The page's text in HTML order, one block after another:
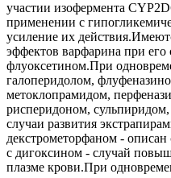
участии изофермента
применении с
усиление их
эффектов варфарина при
флуоксетином.При
галоперидолом,
метоклопрамидом,
рисперидоном,
случаи развития
декстрометорфаном -
с дигоксином - случай
плазме крови.При